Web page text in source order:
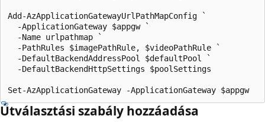
Add-AzApplicationGatewayUrlPathMapConfig `
  -ApplicationGateway $appgw `
  -Name urlpathmap `
  -PathRules $imagePathRule, $videoPathRule `
  -DefaultBackendAddressPool $defaultPool `
  -DefaultBackendHttpSettings $poolSettings
Útválasztási szabály hozzáadása